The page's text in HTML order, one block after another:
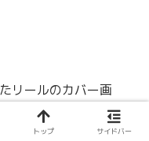
リールのカバー画
トップ サイドバー